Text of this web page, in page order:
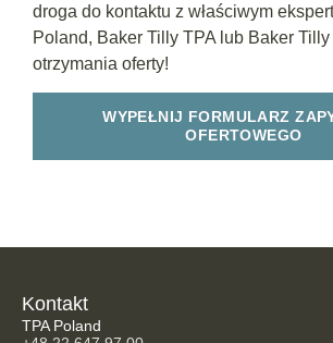
droga do kontaktu z właściwym
Poland, Baker Tilly TPA lub Baker
otrzymania oferty!
WYPEŁNIJ FORMULARZ
OFERTOWEGO
Kontakt
TPA Poland